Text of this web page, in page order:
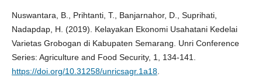
Nuswantara, B., Prihtanti, T., Banjarnahor, D., Suprihati,
Nadapdap, H. (2019). Kelayakan Ekonomi Usahatani Kedelai
Varietas Grobogan di Kabupaten Semarang. Unri Conference
Series: Agriculture and Food Security, 1, 134-141.
https://doi.org/10.31258/unricsagr.1a18.